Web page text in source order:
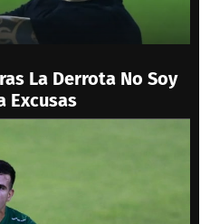
La Derrota No Soy
Excusas